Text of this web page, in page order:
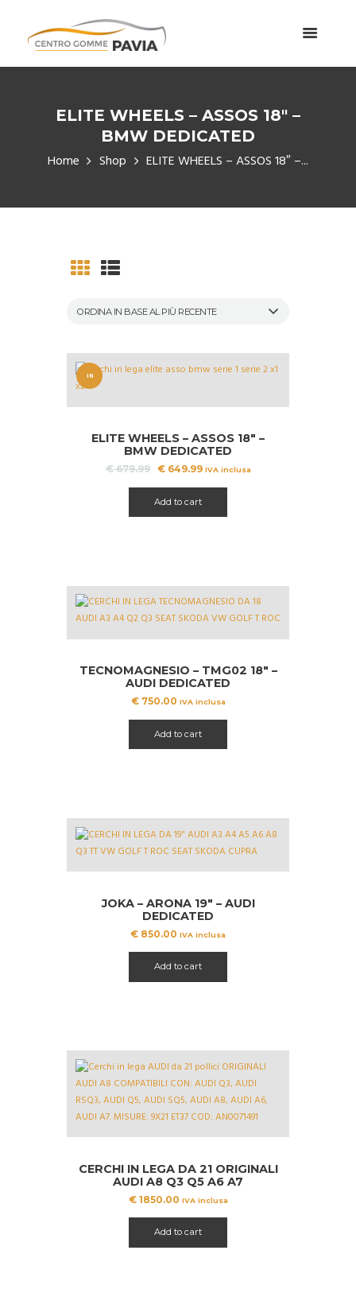
ELITE WHEELS – ASSOS 18″ –
BMW DEDICATED
Home Shop ELITE WHEELS – ASSOS 18″ –...
IN
ELITE WHEELS – ASSOS 18″ –
BMW DEDICATED
€679.99
Il
era:
€ 679.99.
€649.99Il
è:
€ 649.99.
IVA inclusa
Add to cart
TECNOMAGNESIO – TMG02 18″ –
AUDI DEDICATED
€750.00 IVA inclusa
Add to cart
JOKA – ARONA 19″ – AUDI
DEDICATED
€ 850.00 IVA inclusa
Add to cart
CERCHI IN LEGA DA 21 ORIGINALI
AUDI A8 Q3 Q5 A6 A7
AN0071491
€1850.00 IVA inclusa
Add to cart